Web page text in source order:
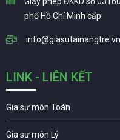
phố Hồ Chí Minh cấp
info@giasutainangtre.vn
LINK - LIÊN KẾT
Gia sư môn Toán
Gia sư môn Lý